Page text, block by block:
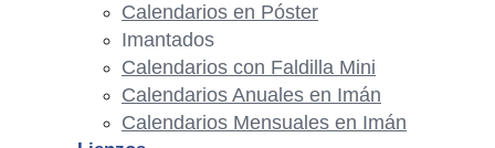
Calendarios en Póster
Imantados
Calendarios con Faldilla Mini
Calendarios Anuales en Imán
Calendarios Mensuales en Imán